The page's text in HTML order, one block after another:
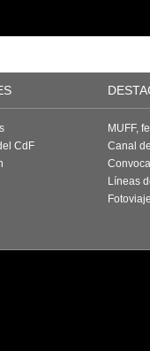
CdF
MUFF,
Canal
Líneas